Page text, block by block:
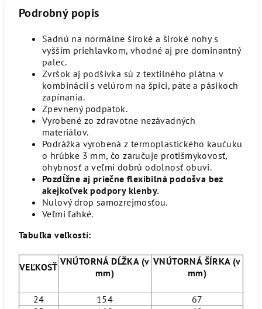
Podrobný popis
Sadnú na normálne široké a široké nohy s
vyšším priehlavkom, vhodné aj pre dominantný
palec.
Zvršok aj podšívka sú z textilného plátna v
kombinácii s velúrom na špici, päte a pásikoch
zapínania.
Zpevnený podpätok.
Vyrobené zo zdravotne nezávadných
materiálov.
Podrážka vyrobená z termoplastického kaučuku
o hrúbke 3 mm, čo zaručuje protišmykovosť,
ohybnosť a veľmi dobrú odolnosť obuvi.
Pozdĺžne aj priečne flexibilná podošva bez
akejkoľvek podpory klenby.
Nulový drop samozrejmosťou.
Veľmi ľahké.
Tabuľka veľkostí:
VEĽKOSŤ VNÚTORNÁ DĹŽKA (v
mm)
VNÚTORNÁ ŠÍRKA (v
mm)
24 154
67